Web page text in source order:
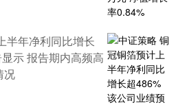
半年净利同比增长
示 报告期内高频高
况